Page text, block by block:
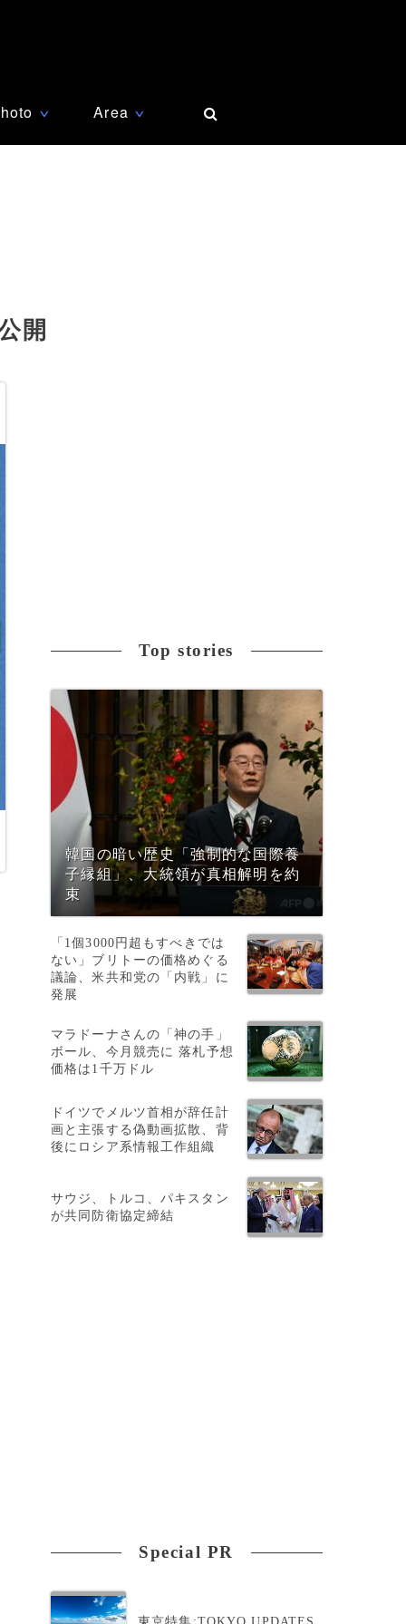
∨ Area ∨
開
Top stories
韓国の暗い歴史「強制的な国際養
子縁組」、大統領が真相解明を約
束
「1個3000円超もすべきでは
ない」ブリトーの価格めぐる
議論、米共和党の「内戦」に
発展
マラドーナさんの「神の手」
ボール、今月競売に 落札予想
価格は1千万ドル
ドイツでメルツ首相が辞任計
画と主張する偽動画拡散、背
後にロシア系情報工作組織
サウジ、トルコ、パキスタン
が共同防衛協定締結
Special PR
東京特集:TOKYO UPDATES